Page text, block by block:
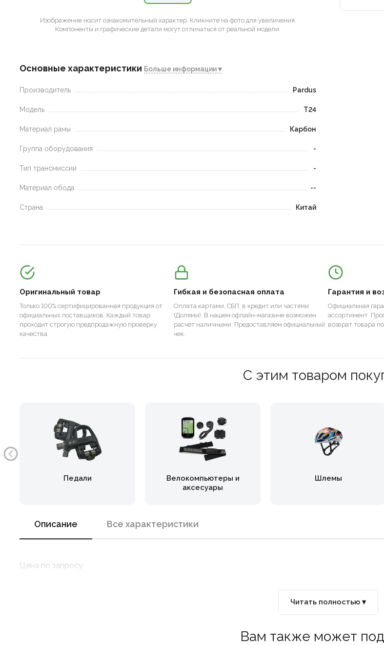
Изображение носит ознакомительный характер. Кликните на фото для увеличения.
Компоненты и графические детали могут отличаться от реальной модели.
Основные характеристики Больше информации ▾
Производитель Pardus
Модель T24
Материал рамы Карбон
Группа оборудования -
Тип трансмиссии -
Материал обода --
Страна Китай
Оригинальный товар
Только 100% сертифицированная продукция от
официальных поставщиков. Каждый товар
проходит строгую предпродажную проверку
качества.
Гибкая и безопасная оплата
Оплата картами, СБП, в кредит или частями
(Долями). В нашем офлайн-магазине возможен
расчет наличными. Предоставляем официальный
чек.
Гарантия и
Официальная
ассортимент.
возврат товара
С этим товаром
Педали
Велокомпьютеры и
аксесуары
Шлемы
Описание Все характеристики
Цена по запросу
Читать полностью ▾
Вам также может